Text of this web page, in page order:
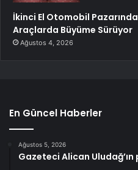
İkinci El Otomobil
Araçlarda Büyüme Sürüyor
Ağustos 4, 2026
En Güncel Haberler
Ağustos 5, 2026
Gazeteci Alican